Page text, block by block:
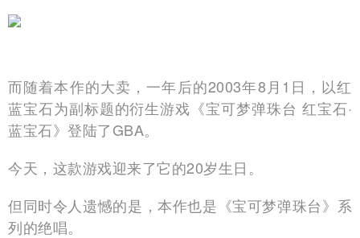
而随着本作的大卖，一年后的2003年8月1日，以红
蓝宝石为副标题的衍生游戏《宝可梦弹珠台 红宝石·
蓝宝石》登陆了GBA。
今天，这款游戏迎来了它的20岁生日。
但同时令人遗憾的是，本作也是《宝可梦弹珠台》系
列的绝唱。